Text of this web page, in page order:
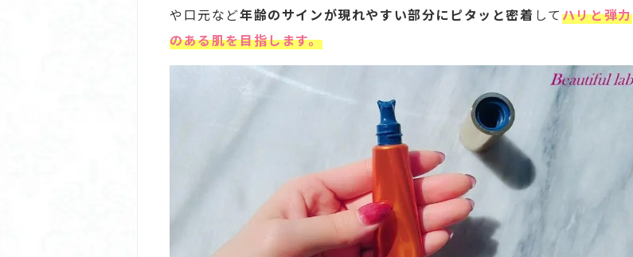
や口元など年齢のサインが現れやすい部分にピタッと密着 してハリと弾力
のある肌を目指します。